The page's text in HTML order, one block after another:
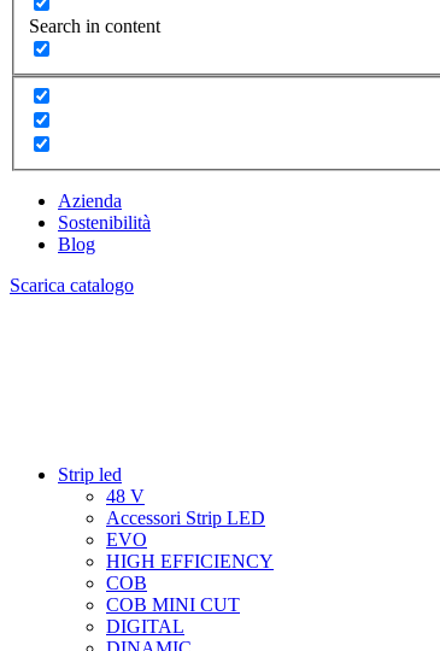
Search in content
Azienda
Sostenibilità
Blog
Scarica catalogo
Strip led
48 V
Accessori Strip LED
EVO
HIGH EFFICIENCY
COB
COB MINI CUT
DIGITAL